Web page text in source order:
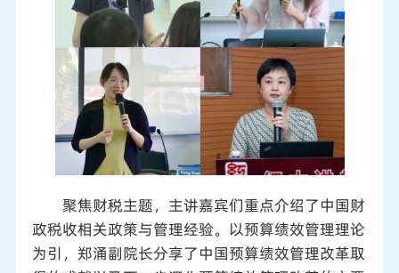
聚焦财税主题，主讲嘉宾们重点介绍了中国财
政税收相关政策与管理经验。以预算绩效管理理论
为引，郑涌副院长分享了中国预算绩效管理改革取